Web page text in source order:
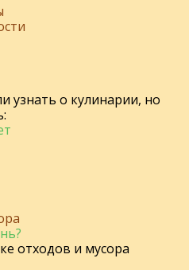
узнать о кулинарии, но
отходов и мусора